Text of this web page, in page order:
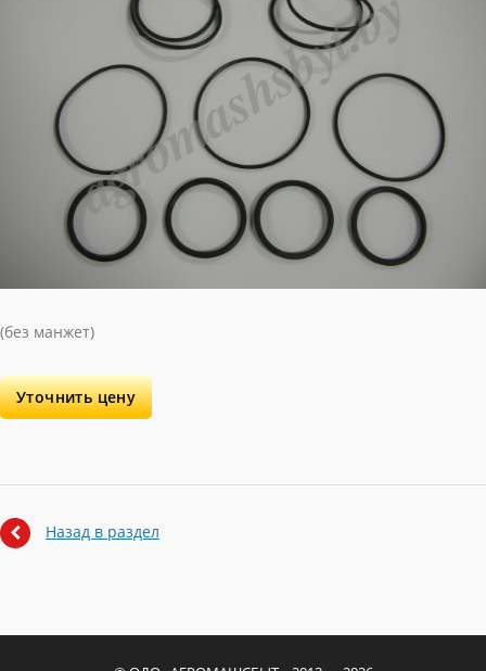
(без манжет)
Уточнить цену
Назад в раздел